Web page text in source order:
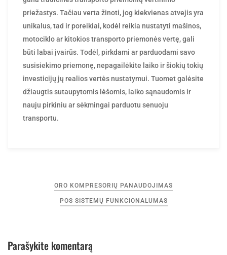
priežastys. Tačiau verta žinoti, jog kiekvienas atvejis yra
unikalus, tad ir poreikiai, kodėl reikia nustatyti mašinos,
motociklo ar kitokios transporto priemonės vertę, gali
būti labai įvairūs. Todėl, pirkdami ar parduodami savo
susisiekimo priemonę, nepagailėkite laiko ir šiokių tokių
investicijų jų realios vertės nustatymui. Tuomet galėsite
džiaugtis sutaupytomis lėšomis, laiko sąnaudomis ir
nauju pirkiniu ar sėkmingai parduotu senuoju
transportu.
ORO KOMPRESORIŲ PANAUDOJIMAS
POS SISTEMŲ FUNKCIONALUMAS
Parašykite komentarą